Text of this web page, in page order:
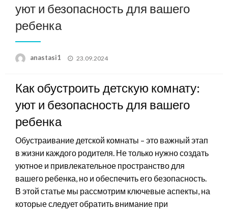
уют и безопасность для вашего
ребенка
anastasi1
Posted
23.09.2024
Как обустроить детскую комнату:
уют и безопасность для вашего
ребенка
Обустраивание детской комнаты – это важный этап
в жизни каждого родителя. Не только нужно создать
уютное и привлекательное пространство для
вашего ребенка, но и обеспечить его безопасность.
В этой статье мы рассмотрим ключевые аспекты, на
которые следует обратить внимание при